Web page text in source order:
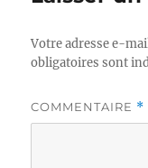
Votre adresse e-
obligatoires sont
COMMENTAIRE *